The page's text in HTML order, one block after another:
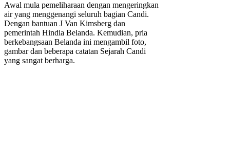
Awal mula pemeliharaan dengan mengeringkan
air yang menggenangi seluruh bagian Candi.
Dengan bantuan J Van Kimsberg dan
pemerintah Hindia Belanda. Kemudian, pria
berkebangsaan Belanda ini mengambil foto,
gambar dan beberapa catatan Sejarah Candi
yang sangat berharga.